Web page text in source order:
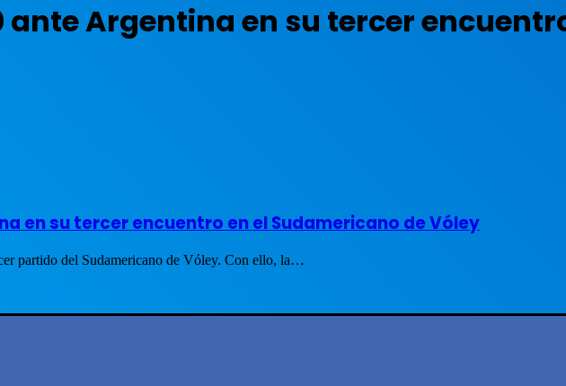
ante Argentina en su tercer
en su tercer encuentro en el Sudamericano de Vóley
partido del Sudamericano de Vóley. Con ello, la…